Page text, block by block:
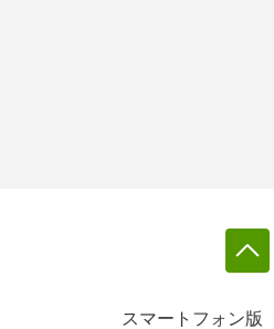
スマートフォン版